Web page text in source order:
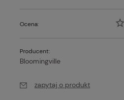
Ocena:
Producent:
Bloomingville
zapytaj o produkt